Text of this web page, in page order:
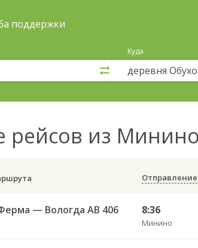
поддержки
Куда
рейсов из
Отправление
— Вологда АВ 406 8:36
Минино